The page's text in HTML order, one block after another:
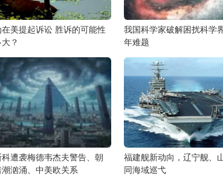
美提起诉讼 胜诉的可能性
？
我国科学家破解困扰科学
年难题
遭袭梅德韦杰夫警告、朝
汹涌、中美欧关系
福建舰新动向，辽宁舰、
同海域巡弋